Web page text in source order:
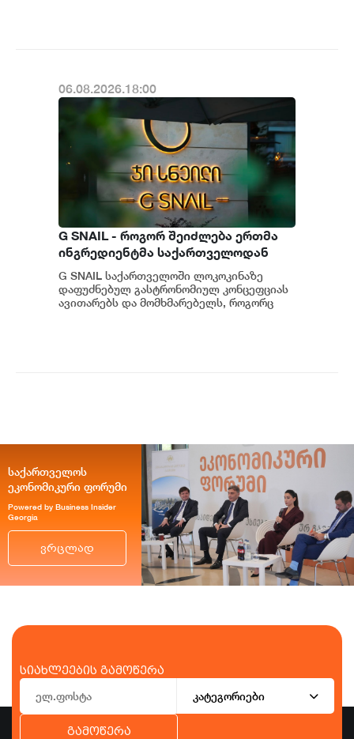
06.08.2026.18:00
G SNAIL - როგორ შეიძლება ერთმა
ინგრედიენტმა საქართველოდან
საერთაშორისო კულინარიულ
კონცეფციას ჩაუყაროს საფუძველი
G SNAIL საქართველოში ლოკოკინაზე
დაფუძნებულ გასტრონომიულ კონცეფციას
ავითარებს და მომხმარებელს, როგორც
საქართველოს
ეკონომიკური ფორუმი
Powered by Business Insider
Georgia
ვრცლად
სიახლეების გამოწერა
კატეგორიები
გამოწერა